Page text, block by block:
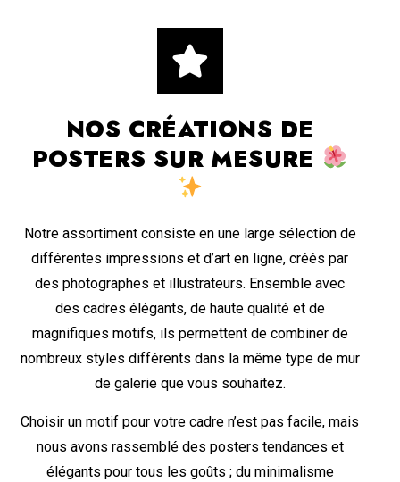
NOS CRÉATIONS DE
POSTERS SUR MESURE
Notre assortiment consiste en une large sélection de
différentes impressions et d’art en ligne, créés par
des photographes et illustrateurs. Ensemble avec
des cadres élégants, de haute qualité et de
magnifiques motifs, ils permettent de combiner de
nombreux styles différents dans la même type de mur
de galerie que vous souhaitez.
Choisir un motif pour votre cadre n’est pas facile, mais
nous avons rassemblé des posters tendances et
élégants pour tous les goûts ; du minimalisme